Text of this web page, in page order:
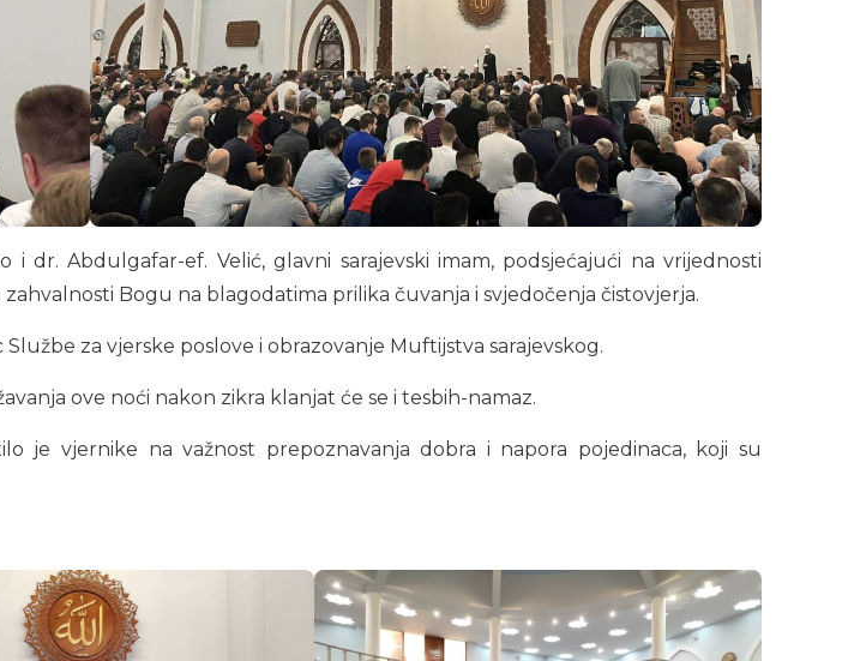
dr. Abdulgafar-ef. Velić, glavni sarajevski imam, podsjećajući na vrijednosti
Bogu na blagodatima prilika čuvanja i svjedočenja čistovjerja.
za vjerske poslove i obrazovanje Muftijstva sarajevskog.
ove noći nakon zikra klanjat će se i tesbih-namaz.
je vjernike na važnost prepoznavanja dobra i napora pojedinaca, koji su